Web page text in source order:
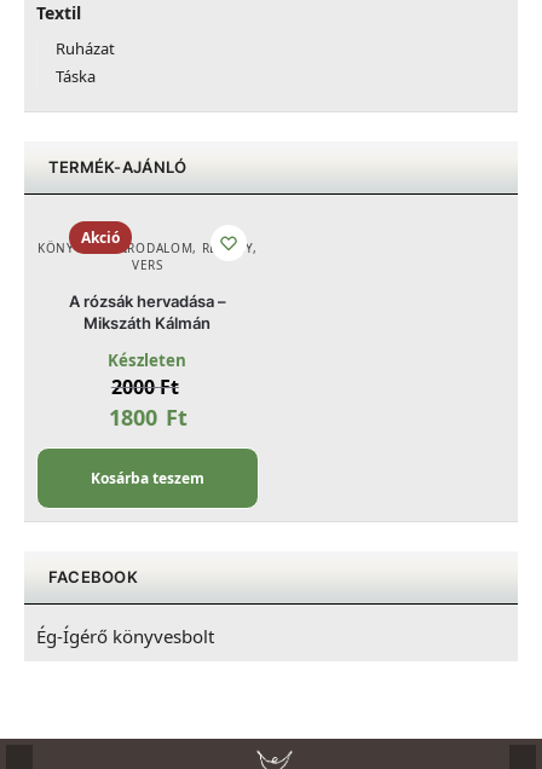
Textil
Ruházat
Táska
TERMÉK-AJÁNLÓ
Akció
KÖNYV,SZÉPIRODALOM, REGÉNY,
VERS
A rózsák hervadása –
Mikszáth Kálmán
Készleten
2000Ft
1800 Ft
Kosárba teszem
FACEBOOK
Ég-Ígérő könyvesbolt